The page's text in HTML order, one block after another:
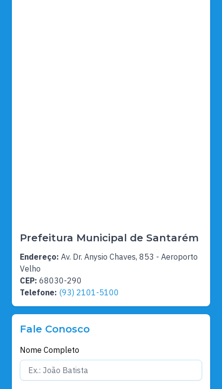
Prefeitura Municipal de Santarém
Endereço: Av. Dr. Anysio Chaves, 853 - Aeroporto
Velho
CEP: 68030-290
Telefone: (93) 2101-5100
Fale Conosco
Nome Completo